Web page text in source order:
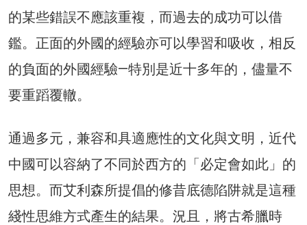
的某些錯誤不應該重複，而過去的成功可以借
鑑。正面的外國的經驗亦可以學習和吸收，相反
的負面的外國經驗—特別是近十多年的，儘量不
要重蹈覆轍。
通過多元，兼容和具適應性的文化與文明，近代
中國可以容納了不同於西方的「必定會如此」的
思想。而艾利森所提倡的修昔底德陷阱就是這種
綫性思維方式產生的結果。況且，將古希臘時